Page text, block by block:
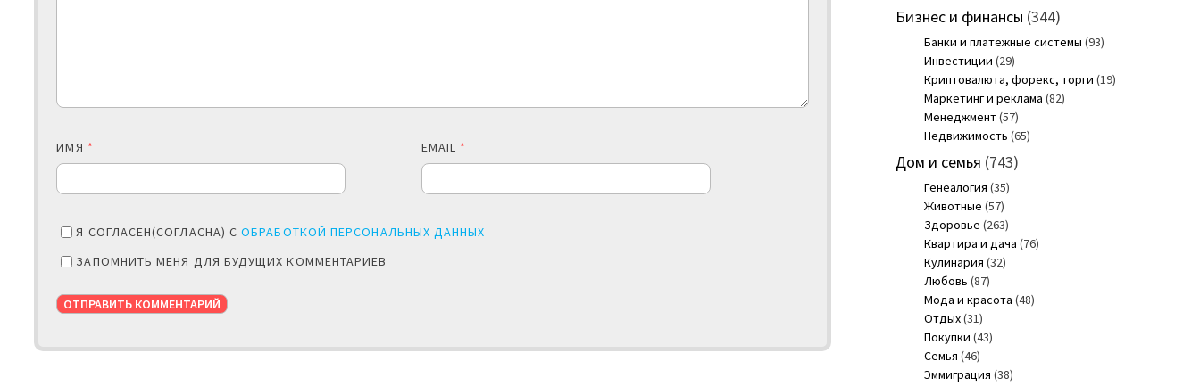
ИМЯ * EMAIL *
Я СОГЛАСЕН(СОГЛАСНА) СОБРАБОТКОЙ ПЕРСОНАЛЬНЫХ ДАННЫХ
ЗАПОМНИТЬ МЕНЯ ДЛЯ БУДУЩИХ КОММЕНТАРИЕВ
Бизнес и финансы (344)
Банки и платежные системы (93)
Инвестиции (29)
Криптовалюта, форекс, торги (19)
Маркетинг и реклама (82)
Менеджмент(57)
Недвижимость (65)
Дом и семья (743)
Генеалогия (35)
Животные (57)
Здоровье (263)
Квартира и дача (76)
Кулинария (32)
Любовь (87)
Мода и красота (48)
Отдых(31)
Покупки (43)
Семья (46)
Эммиграция (38)